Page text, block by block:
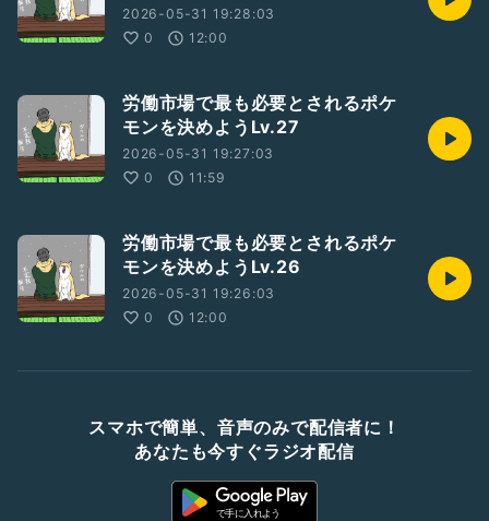
2026-05-31 19:28:03
0
12:00
労働市場で最も必要とされるポケ
モンを決めようLv.27
2026-05-31 19:27:03
0
11:59
労働市場で最も必要とされるポケ
モンを決めようLv.26
2026-05-31 19:26:03
0
12:00
スマホで簡単、音声のみで配信者に！
あなたも今すぐラジオ配信